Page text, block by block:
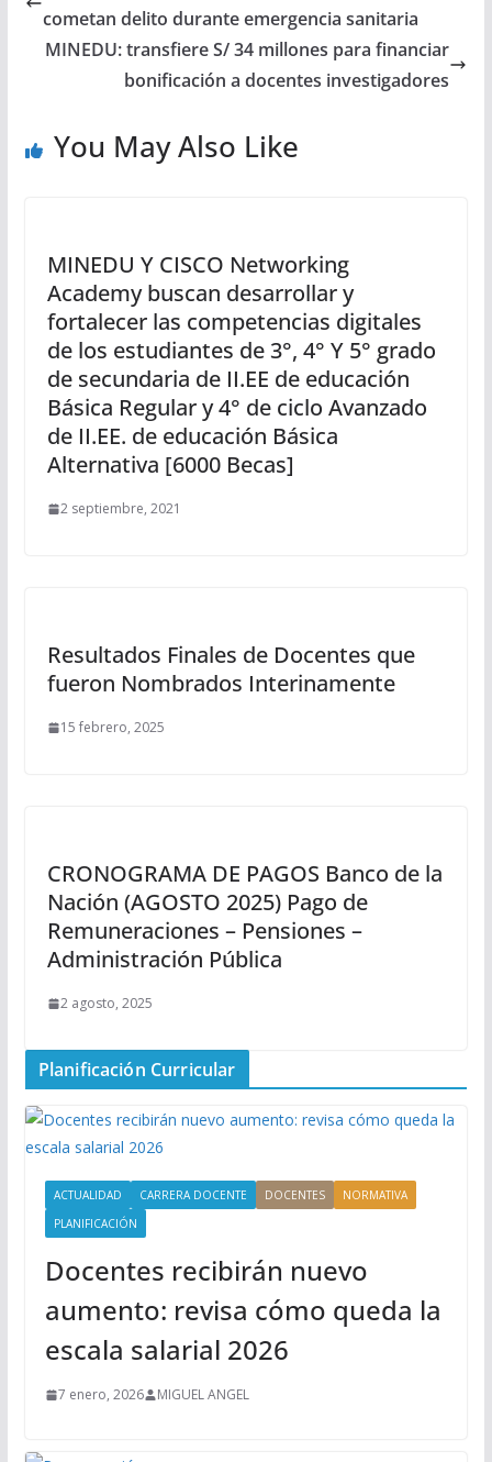
cometan delito durante emergencia sanitaria
MINEDU: transfiere S/ 34 millones para financiar
bonificación a docentes investigadores
You May Also Like
MINEDU Y CISCO Networking
Academy buscan desarrollar y
fortalecer las competencias digitales
de los estudiantes de 3°, 4° Y 5° grado
de secundaria de II.EE de educación
Básica Regular y 4° de ciclo Avanzado
de II.EE. de educación Básica
Alternativa [6000 Becas]
2 septiembre, 2021
Resultados Finales de Docentes que
fueron Nombrados Interinamente
15 febrero, 2025
CRONOGRAMA DE PAGOS Banco de la
Nación (AGOSTO 2025) Pago de
Remuneraciones – Pensiones –
Administración Pública
2 agosto, 2025
Planificación Curricular
ACTUALIDAD CARRERA DOCENTE DOCENTES
NORMATIVA
PLANIFICACIÓN
Docentes recibirán nuevo
aumento: revisa cómo queda la
escala salarial 2026
7 enero, 2026 MIGUEL ANGEL